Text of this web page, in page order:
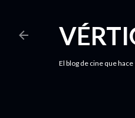
El blog de cine que hace